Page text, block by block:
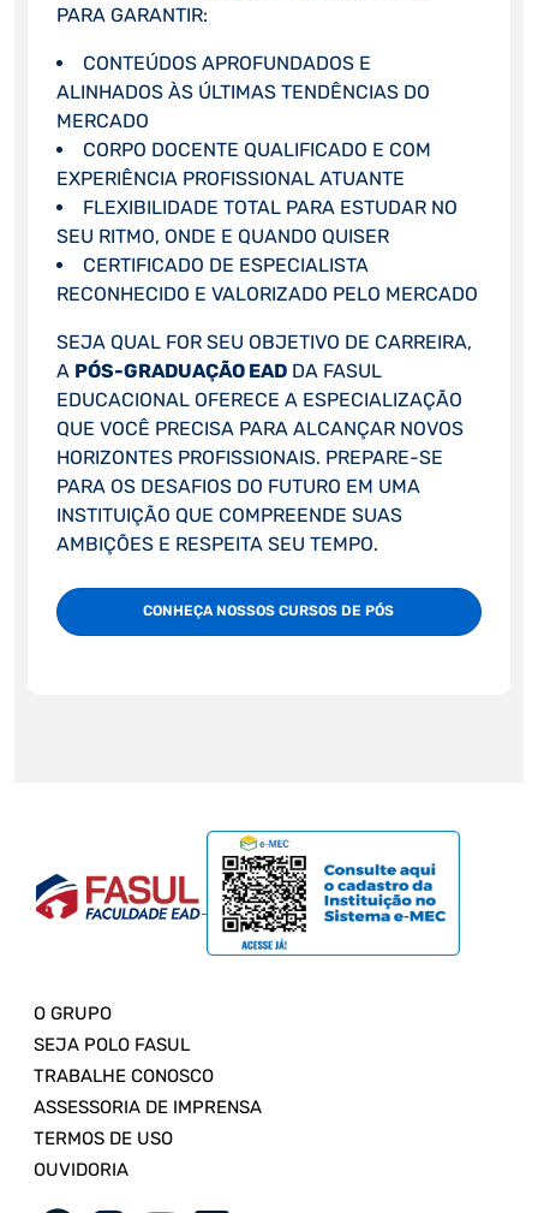
PARA GARANTIR:
CONTEÚDOS APROFUNDADOS E
ALINHADOS ÀS ÚLTIMAS TENDÊNCIAS DO
MERCADO
CORPO DOCENTE QUALIFICADO E COM
EXPERIÊNCIA PROFISSIONAL ATUANTE
FLEXIBILIDADE TOTAL PARA ESTUDAR NO
SEU RITMO, ONDE E QUANDO QUISER
CERTIFICADO DE ESPECIALISTA
RECONHECIDO E VALORIZADO PELO MERCADO
SEJA QUAL FOR SEU OBJETIVO DE CARREIRA,
A PÓS-GRADUAÇÃO EADDA FASUL
EDUCACIONAL OFERECE A ESPECIALIZAÇÃO
QUE VOCÊ PRECISA PARA ALCANÇAR NOVOS
HORIZONTES PROFISSIONAIS. PREPARE-SE
PARA OS DESAFIOS DO FUTURO EM UMA
INSTITUIÇÃO QUE COMPREENDE SUAS
AMBIÇÕES E RESPEITA SEU TEMPO.
CONHEÇA NOSSOS CURSOS DE PÓS
O GRUPO
SEJA POLO FASUL
TRABALHE CONOSCO
ASSESSORIA DE IMPRENSA
TERMOS DE USO
OUVIDORIA